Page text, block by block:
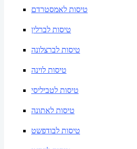
טיסות לאמסטרדם
טיסות לברלין
טיסות לברצלונה
טיסות לוינה
טיסות לטביליסי
טיסות לאתונה
טיסות לבודפשט